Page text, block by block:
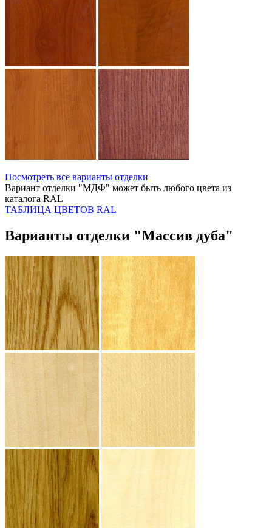
Посмотреть все варианты отделки
Вариант отделки "МДФ" может быть любого цвета из
каталога RAL
ТАБЛИЦА ЦВЕТОВ RAL
Варианты отделки "Массив дуба"